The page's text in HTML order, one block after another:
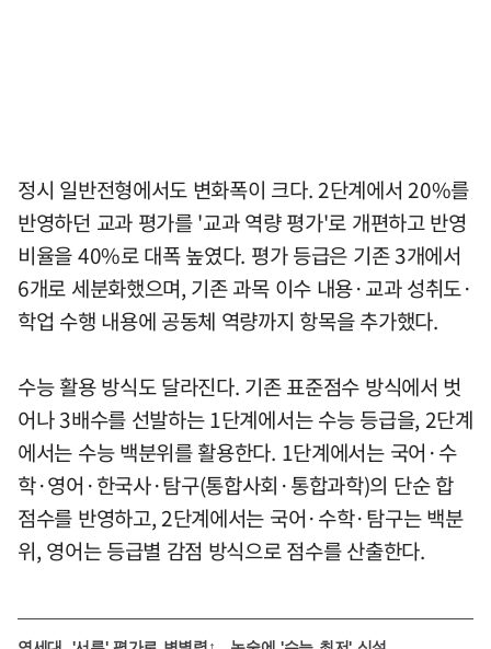
정시 일반전형에서도 변화폭이 크다. 2단계에서 20%를
반영하던 교과 평가를 '교과 역량 평가'로 개편하고 반영
비율을 40%로 대폭 높였다. 평가 등급은 기존 3개에서
6개로 세분화했으며, 기존 과목 이수 내용·교과 성취도·
학업 수행 내용에 공동체 역량까지 항목을 추가했다.
수능 활용 방식도 달라진다. 기존 표준점수 방식에서 벗
어나 3배수를 선발하는 1단계에서는 수능 등급을, 2단계
에서는 수능 백분위를 활용한다. 1단계에서는 국어·수
학·영어·한국사·탐구(통합사회·통합과학)의 단순 합
점수를 반영하고, 2단계에서는 국어·수학·탐구는 백분
위, 영어는 등급별 감점 방식으로 점수를 산출한다.